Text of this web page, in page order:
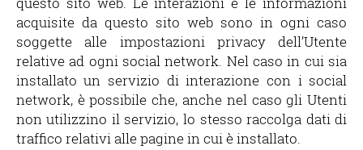
acquisite da questo sito web sono in ogni caso
soggette alle impostazioni privacy dell’Utente
relative ad ogni social network. Nel caso in cui sia
installato un servizio di interazione con i social
network, è possibile che, anche nel caso gli Utenti
non utilizzino il servizio, lo stesso raccolga dati di
traffico relativi alle pagine in cui è installato.